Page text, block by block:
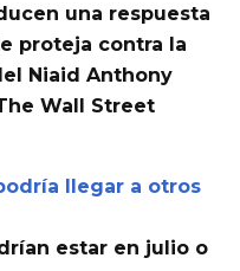
una respuesta
proteja contra la
Niaid Anthony
Wall Street
llegar a otros
estar en julio o